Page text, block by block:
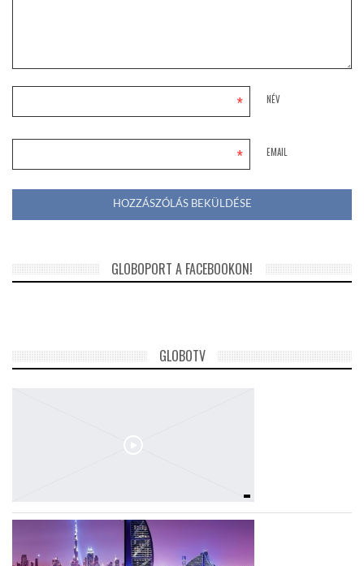
NÉV
*
EMAIL
*
GLOBOPORT A FACEBOOKON!
GLOBOTV